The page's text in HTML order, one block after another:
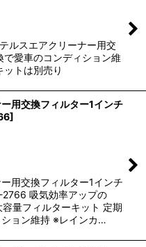
ルスエアクリーナー用交
愛車のコンディション維
トは別売り
用交換フィルター1インチ
]
用交換フィルター1インチ
吸気効率アップの
量フィルターキット 定期
ョン維持 ※レインカ…